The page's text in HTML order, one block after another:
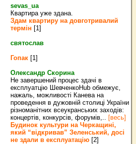
sevas_ua
Квартира уже здана.
Здам квартиру на довготривалий
термін [1]
святослав
Гопак [1]
Олександр Скорина
Не завершений процес здачі в
експлуатцію ШевченкоHub обмежує,
нажаль, можливості Канева на
проведення в дужовній столиці України
різноманітних всеукранських заходів:
концертів, конкурсів, форумів,.. [весь]
Будинок культури на Черкащині,
який “відкривав” Зеленський, досі
не здали в експлуатацію [2]